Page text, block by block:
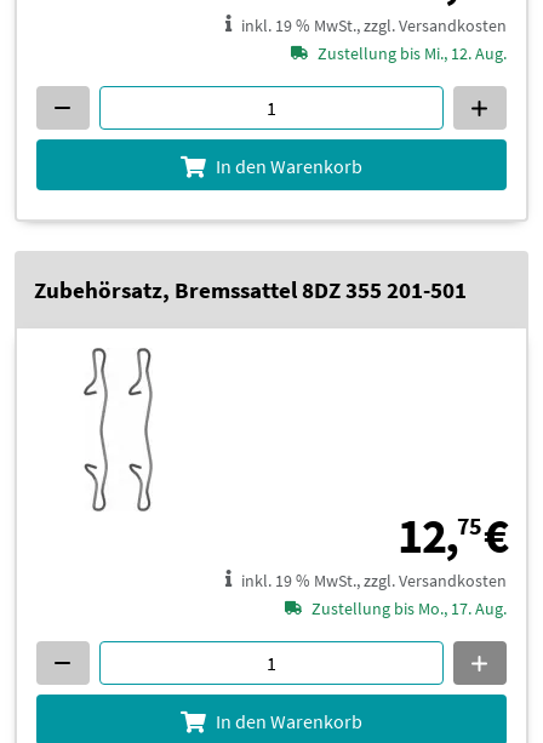
inkl. 19 % MwSt., zzgl. Versandkosten
Zustellung bis Mi., 12. Aug.
In den Warenkorb
Zubehörsatz, Bremssattel 8DZ 355 201-501
12,75€
inkl. 19 % MwSt., zzgl. Versandkosten
Zustellung bis Mo., 17. Aug.
In den Warenkorb